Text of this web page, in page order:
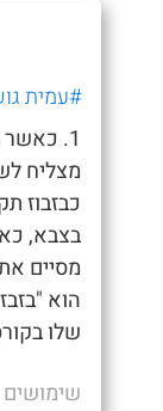
#עמית
1. כאשר
מצליח
כבזבוז
בצבא,
מסיים
הוא
שלו
שימושים